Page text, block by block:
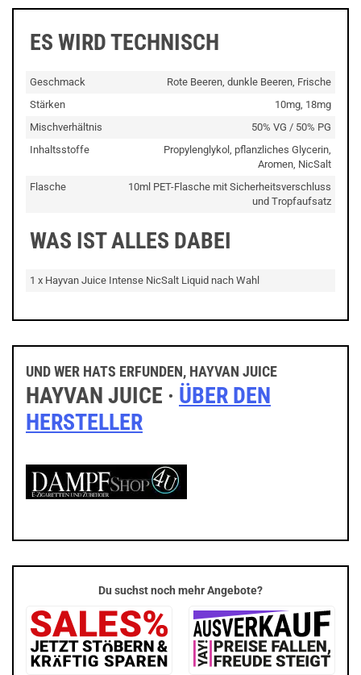
ES WIRD TECHNISCH
Geschmack
Rote Beeren, dunkle Beeren, Frische
Stärken
10mg, 18mg
Mischverhältnis
50% VG / 50% PG
Inhaltsstoffe
Propylenglykol, pflanzliches Glycerin,
Aromen, NicSalt
Flasche
10ml PET-Flasche mit Sicherheitsverschluss
und Tropfaufsatz
WAS IST ALLES DABEI
1 x Hayvan Juice Intense NicSalt Liquid nach Wahl
UND WER HATS ERFUNDEN, HAYVAN JUICE
HAYVAN JUICE · ÜBER DEN
HERSTELLER
Du suchst noch mehr Angebote?